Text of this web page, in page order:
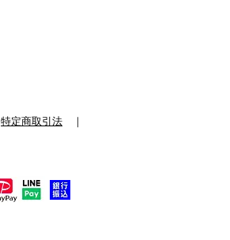
特定商取引法 ｜